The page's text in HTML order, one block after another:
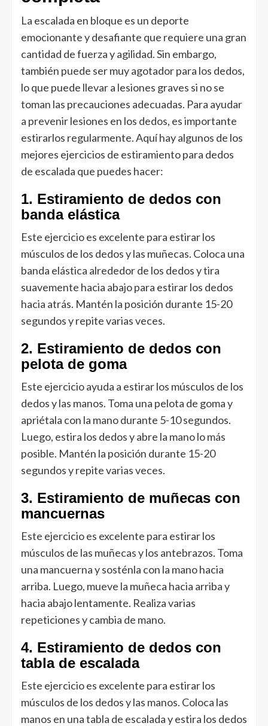
La escalada en bloque es un deporte
emocionante y desafiante que requiere una gran
cantidad de fuerza y ​​agilidad. Sin embargo,
también puede ser muy agotador para los dedos,
lo que puede llevar a lesiones graves si no se
toman las precauciones adecuadas. Para ayudar
a prevenir lesiones en los dedos, es importante
estirarlos regularmente. Aquí hay algunos de los
mejores ejercicios de estiramiento para dedos
de escalada que puedes hacer:
1. Estiramiento de dedos con
banda elástica
Este ejercicio es excelente para estirar los
músculos de los dedos y las muñecas. Coloca una
banda elástica alrededor de los dedos y tira
suavemente hacia abajo para estirar los dedos
hacia atrás. Mantén la posición durante 15-20
segundos y repite varias veces.
2. Estiramiento de dedos con
pelota de goma
Este ejercicio ayuda a estirar los músculos de los
dedos y las manos. Toma una pelota de goma y
apriétala con la mano durante 5-10 segundos.
Luego, estira los dedos y abre la mano lo más
posible. Mantén la posición durante 15-20
segundos y repite varias veces.
3. Estiramiento de muñecas con
mancuernas
Este ejercicio es excelente para estirar los
músculos de las muñecas y los antebrazos. Toma
una mancuerna y sosténla con la mano hacia
arriba. Luego, mueve la muñeca hacia arriba y
hacia abajo lentamente. Realiza varias
repeticiones y cambia de mano.
4. Estiramiento de dedos con
tabla de escalada
Este ejercicio es excelente para estirar los
músculos de los dedos y las manos. Coloca las
manos en una tabla de escalada y estira los dedos